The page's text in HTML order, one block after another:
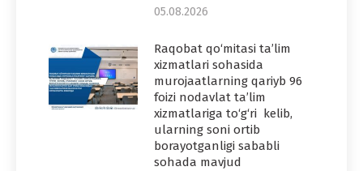
05.08.2026
Raqobat qo‘mitasi ta’lim
xizmatlari sohasida
murojaatlarning qariyb 96
foizi nodavlat ta’lim
xizmatlariga to‘g‘ri kelib,
ularning soni ortib
borayotganligi sababli
sohada mavjud